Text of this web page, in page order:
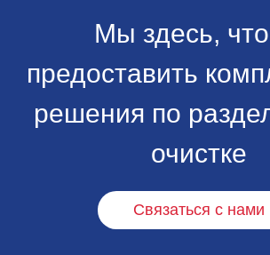
Мы здесь,
предоставить
решения по
очистке
Связаться с нами